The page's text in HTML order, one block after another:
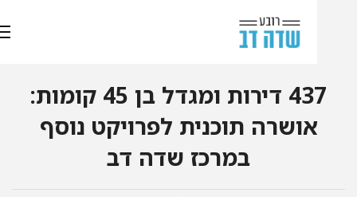
437 דירות ומגדל בן 45 קומות:
אושרה תוכנית לפרויקט נוסף
במרכז שדה דב